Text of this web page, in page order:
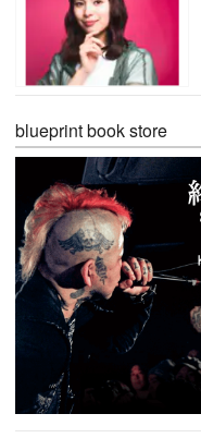
blueprint book store